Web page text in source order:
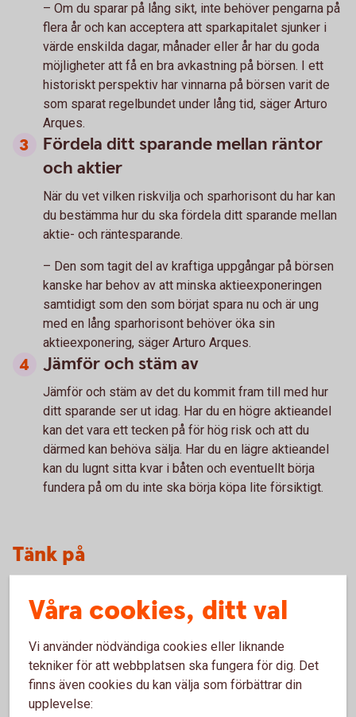
– Om du sparar på lång sikt, inte behöver pengarna på
flera år och kan acceptera att sparkapitalet sjunker i
värde enskilda dagar, månader eller år har du goda
möjligheter att få en bra avkastning på börsen. I ett
historiskt perspektiv har vinnarna på börsen varit de
som sparat regelbundet under lång tid, säger Arturo
Arques.
Fördela ditt sparande mellan räntor
och aktier
När du vet vilken riskvilja och sparhorisont du har kan
du bestämma hur du ska fördela ditt sparande mellan
aktie- och räntesparande.
– Den som tagit del av kraftiga uppgångar på börsen
kanske har behov av att minska aktieexponeringen
samtidigt som den som börjat spara nu och är ung
med en lång sparhorisont behöver öka sin
aktieexponering, säger Arturo Arques.
Jämför och stäm av
Jämför och stäm av det du kommit fram till med hur
ditt sparande ser ut idag. Har du en högre aktieandel
kan det vara ett tecken på för hög risk och att du
därmed kan behöva sälja. Har du en lägre aktieandel
kan du lugnt sitta kvar i båten och eventuellt börja
fundera på om du inte ska börja köpa lite försiktigt.
Tänk på
Historisk avkastning är ingen garanti för framtida
kan både öka och minska i värde och det är inte säkert
att du får tillbaka det investerade kapitalet.
Våra cookies, ditt val
Vi använder nödvändiga cookies eller liknande
tekniker för att webbplatsen ska fungera för dig. Det
finns även cookies du kan välja som förbättrar din
upplevelse: